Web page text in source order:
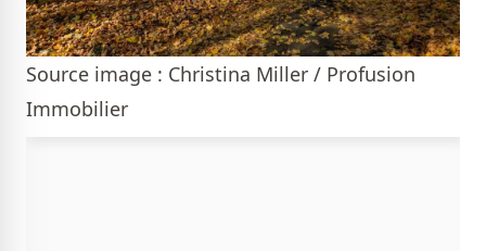
Source image : Christina Miller / Profusion
Immobilier